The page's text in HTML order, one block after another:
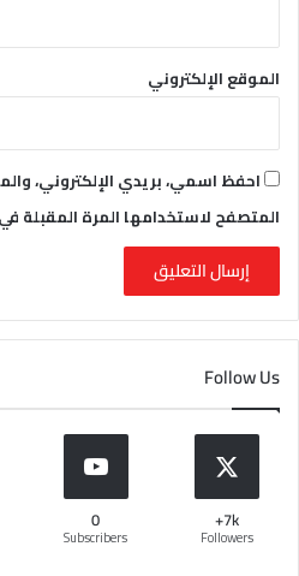
الموقع الإلكتروني
احفظ اسمي، بريدي الإلكتروني،
المتصفح لاستخدامها المرة المقبلة
Follow Us
7k+
Followers
0
Subscribers